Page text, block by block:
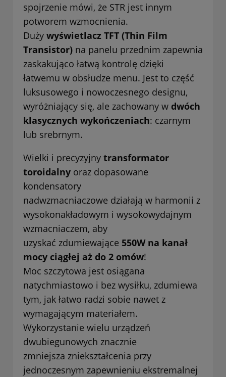
spojrzenie mówi, że STR jest innym
potworem wzmocnienia.
Duży wyświetlacz TFT (Thin Film
Transistor) na panelu przednim zapewnia
zaskakująco łatwą kontrolę dzięki
łatwemu w obsłudze menu. Jest to część
luksusowego i nowoczesnego designu,
wyróżniający się, ale zachowany w dwóch
klasycznych wykończeniach: czarnym
lub srebrnym.
Wielki i precyzyjny transformator
toroidalny oraz dopasowane
kondensatory
nadwzmacniaczowe działają w harmonii z
wysokonakładowym i wysokowydajnym
wzmacniaczem, aby
uzyskać zdumiewające 550W na kanał
mocy ciągłej aż do 2 omów!
Moc szczytowa jest osiągana
natychmiastowo i bez wysiłku, zdumiewa
tym, jak łatwo radzi sobie nawet z
wymagającym materiałem.
Wykorzystanie wielu urządzeń
dwubiegunowych znacznie
zmniejsza zniekształcenia przy
jednoczesnym zapewnieniu ekstremalnej